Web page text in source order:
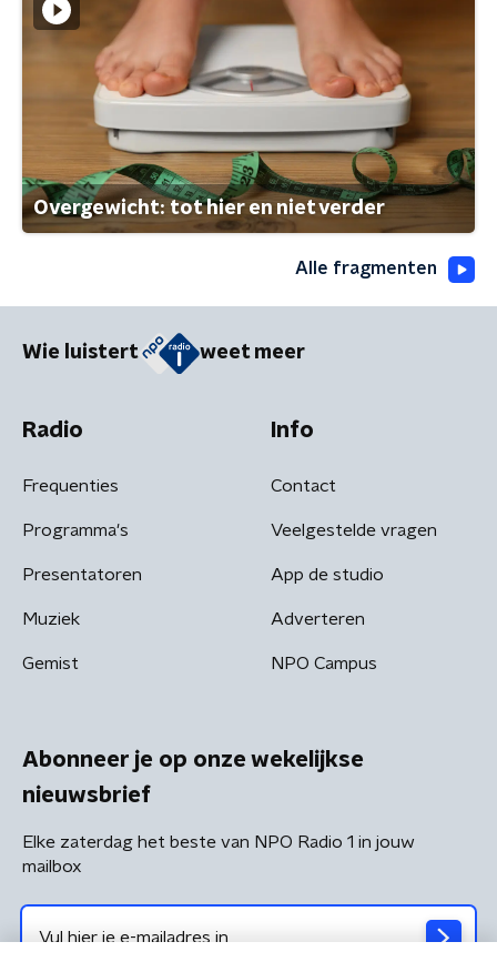
Overgewicht: tot hier en niet verder
Alle fragmenten
Wie luistert weet meer
Radio
Frequenties
Programma's
Presentatoren
Muziek
Gemist
Info
Contact
Veelgestelde vragen
App de studio
Adverteren
NPO Campus
Abonneer je op onze wekelijkse
nieuwsbrief
Elke zaterdag het beste van NPO Radio 1 in jouw
mailbox